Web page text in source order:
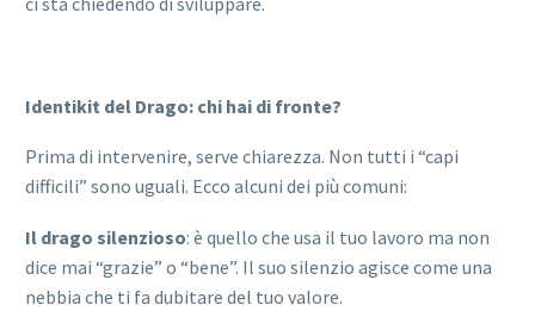
Identikit del Drago: chi hai di fronte?
Prima di intervenire, serve chiarezza. Non tutti i “capi
difficili” sono uguali. Ecco alcuni dei più comuni:
Il drago silenzioso: è quello che usa il tuo lavoro ma non
dice mai “grazie” o “bene”. Il suo silenzio agisce come una
nebbia che ti fa dubitare del tuo valore.